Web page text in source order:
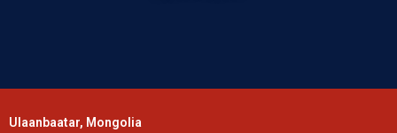
Ulaanbaatar, Mongolia